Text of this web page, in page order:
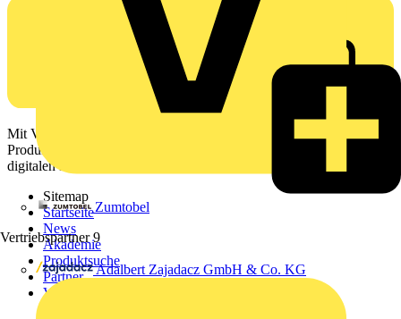
Zumtobel
Vertriebspartner 9
Adalbert Zajadacz GmbH & Co. KG
Mit Voltimum erhalten Elektrofachkräfte Zugang zu Branchennews,
Produktinformationen, Schulungen und Tools – alles auf einer
digitalen Plattform und Community.
Sitemap
Startseite
News
Akademie
Produktsuche
Partner
Voltimum+